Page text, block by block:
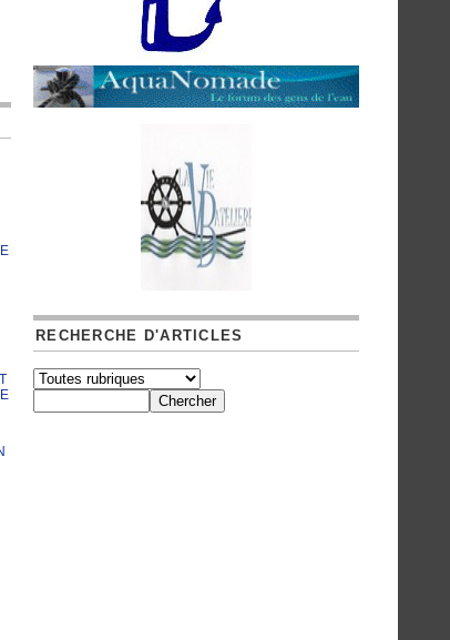
RECHERCHE D'ARTICLES